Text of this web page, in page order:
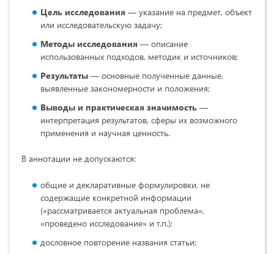
Цель исследования — указание на предмет, объект
или исследовательскую задачу;
Методы исследования — описание
использованных подходов, методик и источников;
Результаты — основные полученные данные,
выявленные закономерности и положения;
Выводы и практическая значимость —
интерпретация результатов, сферы их возможного
применения и научная ценность.
В аннотации не допускаются:
общие и декларативные формулировки, не
содержащие конкретной информации
(«рассматривается актуальная проблема»,
«проведено исследование» и т.п.);
дословное повторение названия статьи;